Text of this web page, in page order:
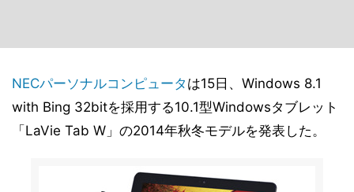
NECパーソナルコンピュータ は15日、Windows 8.1
with Bing 32bitを採用する10.1型Windowsタブレット
「LaVie Tab W」の2014年秋冬モデルを発表した。